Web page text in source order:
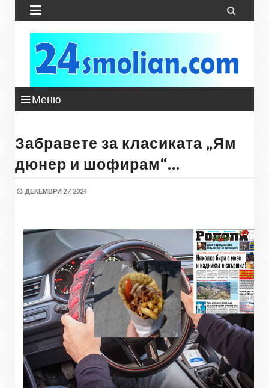
 
Меню
Забравете за класиката „Ям
дюнер и шофирам“…
ДЕКЕМВРИ 27, 2024